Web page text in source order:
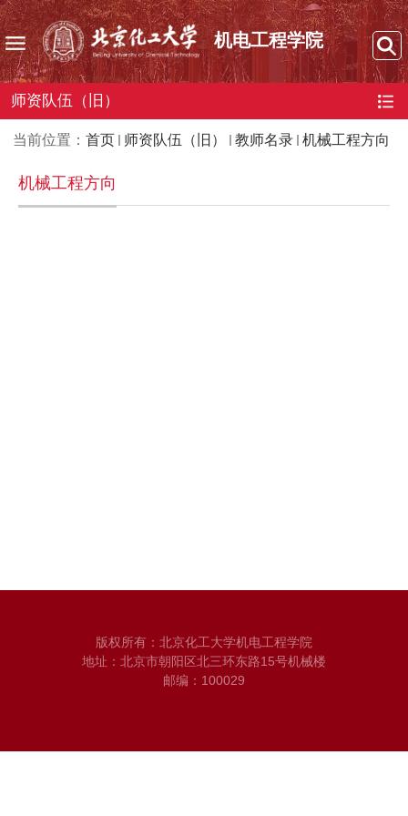
机电工程学院
师资队伍（旧）
当前位置： 首页 师资队伍（旧） 教师名录 机械工程方向
机械工程方向
版权所有：北京化工大学机电工程学院
地址：北京市朝阳区北三环东路15号机械楼
邮编：100029